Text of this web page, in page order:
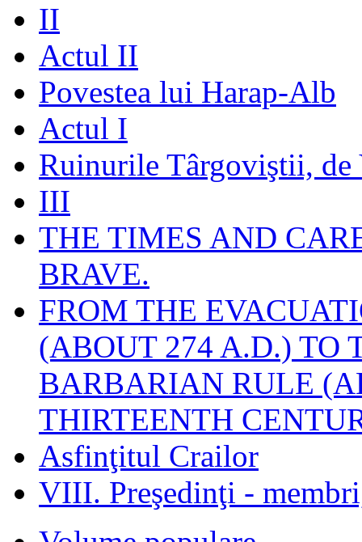
II
Actul II
Povestea lui Harap-Alb
Actul I
Ruinurile Târgoviştii, de
III
THE TIMES AND
BRAVE.
FROM THE
(ABOUT 274 A.D.) TO
BARBARIAN RULE
THIRTEENTH
Asfinţitul Crailor
VIII. Preşedinţi -